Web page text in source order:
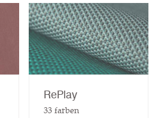
RePlay
33farben